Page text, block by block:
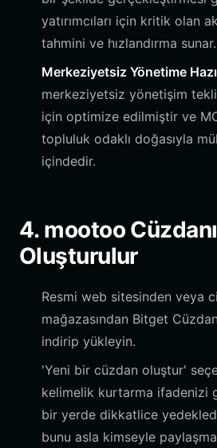
yatırımcıları için kritik olan
tahmini ve hızlandırma sunar.
Merkeziyetsiz Yönetime
merkeziyetsiz yönetişim
için optimize edilmiştir ve
topluluk odaklı doğasıyla
içindedir.
4. mootoo
Oluşturulur
Resmi web sitesinden veya
mağazasından Bitget
indirip yükleyin.
'Yeni bir cüzdan oluştur'
kelimelik kurtarma ifadenizi
bir yerde dikkatlice
bunu asla kimseyle